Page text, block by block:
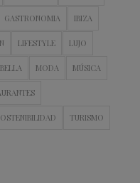
GASTRONOMIA IBIZA
LIFESTYLE LUJO
MODA MÚSICA
TURISMO